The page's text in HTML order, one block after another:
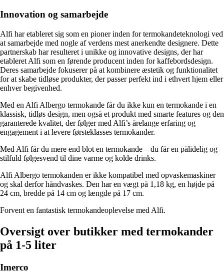
Innovation og samarbejde
Alfi har etableret sig som en pioner inden for termokandeteknologi ved
at samarbejde med nogle af verdens mest anerkendte designere. Dette
partnerskab har resulteret i unikke og innovative designs, der har
etableret Alfi som en førende producent inden for kaffebordsdesign.
Deres samarbejde fokuserer på at kombinere æstetik og funktionalitet
for at skabe tidløse produkter, der passer perfekt ind i ethvert hjem eller
enhver begivenhed.
Med en Alfi Albergo termokande får du ikke kun en termokande i en
klassisk, tidløs design, men også et produkt med smarte features og den
garanterede kvalitet, der følger med Alfi’s årelange erfaring og
engagement i at levere førsteklasses termokander.
Med Alfi får du mere end blot en termokande – du får en pålidelig og
stilfuld følgesvend til dine varme og kolde drinks.
Alfi Albergo termokanden er ikke kompatibel med opvaskemaskiner
og skal derfor håndvaskes. Den har en vægt på 1,18 kg, en højde på
24 cm, bredde på 14 cm og længde på 17 cm.
Forvent en fantastisk termokandeoplevelse med Alfi.
Oversigt over butikker med termokander
på 1-5 liter
Imerco